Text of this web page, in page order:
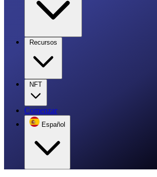
Recursos
NFT
Comenzar
Español